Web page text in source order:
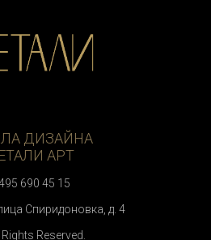
ДИЗАЙНА
АРТ
690 45 15
Спиридоновка, д. 4
Reserved.